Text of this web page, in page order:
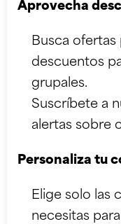
Aprovecha
Busca ofertas
descuentos
grupales.
Suscríbete a
alertas sobre
Personaliza tu
Elige solo las
necesitas